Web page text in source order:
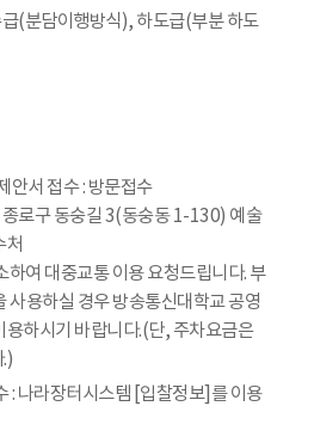
급(분담이행방식), 하도급(부분 하도
안서 접수 : 방문접수
종로구 동숭길 3(동숭동 1-130) 예술
처
여 대중교통 이용 요청드립니다. 부
사용하실 경우 방송통신대학교 공영
용하시기 바랍니다.(단, 주차요금은
: 나라장터시스템 [입찰정보]를 이용